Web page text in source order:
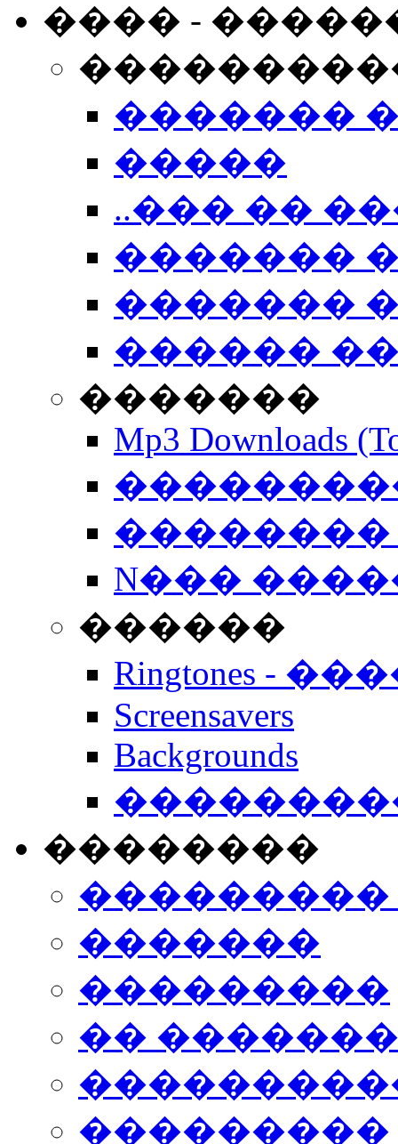
���� -
�������
�����
..��� ��
�������
�������
������
�������
Mp3 Downloads
��������
N���
������
Ringtones -
Screensavers
Backgrounds
��������
���������
�������
���������
��
���������